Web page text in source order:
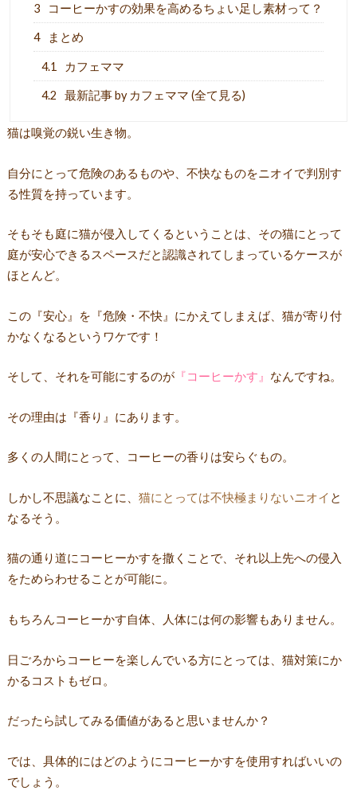
3 コーヒーかすの効果を高めるちょい足し素材って？
4 まとめ
4.1 カフェママ
4.2 最新記事 by カフェママ (全て見る)
猫は嗅覚の鋭い生き物。
自分にとって危険のあるものや、不快なものをニオイで判別す
る性質を持っています。
そもそも庭に猫が侵入してくるということは、その猫にとって
庭が安心できるスペースだと認識されてしまっているケースが
ほとんど。
この『安心』を『危険・不快』にかえてしまえば、猫が寄り付
かなくなるというワケです！
そして、それを可能にするのが『コーヒーかす』 なんですね。
その理由は『香り』にあります。
多くの人間にとって、コーヒーの香りは安らぐもの。
しかし不思議なことに、 猫にとっては不快極まりないニオイ と
なるそう。
猫の通り道にコーヒーかすを撒くことで、それ以上先への侵入
をためらわせることが可能に。
もちろんコーヒーかす自体、人体には何の影響もありません。
日ごろからコーヒーを楽しんでいる方にとっては、猫対策にか
かるコストもゼロ。
だったら試してみる価値があると思いませんか？
では、具体的にはどのようにコーヒーかすを使用すればいいの
でしょう。